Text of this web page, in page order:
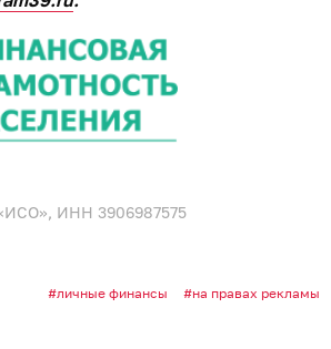
ИНН 3906987575
личные финансы на правах рекламы